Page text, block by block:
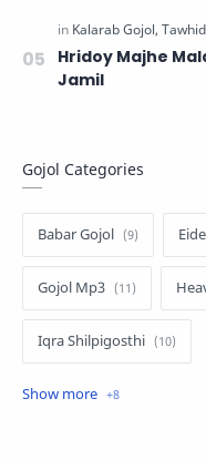
Hridoy Majhe Mala
Jamil
Gojol Categories
Babar Gojol
Gojol Mp3
Iqra Shilpigosthi
Islamic Story